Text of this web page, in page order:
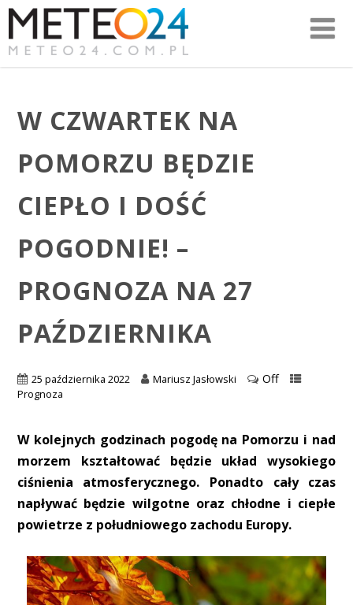
W CZWARTEK NA
POMORZU BĘDZIE
CIEPŁO I DOŚĆ
POGODNIE! –
PROGNOZA NA 27
PAŹDZIERNIKA
25 października 2022 Mariusz Jasłowski Off
Prognoza
W kolejnych godzinach pogodę na Pomorzu i nad
morzem kształtować będzie układ wysokiego
ciśnienia atmosferycznego. Ponadto cały czas
napływać będzie wilgotne oraz chłodne i ciepłe
powietrze z południowego zachodu Europy.